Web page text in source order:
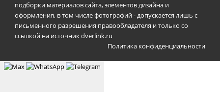
подборки материалов сайта, элементов дизайна и
оформления, в том числе фотографий - допускается лишь с
письменного разрешения правообладателя и только со
ссылкой на источник dverlink.ru
Политика конфиденциальности